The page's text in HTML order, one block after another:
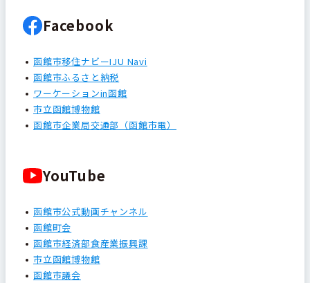
Facebook
函館市移住ナビーIJU Navi
函館市ふるさと納税
ワーケーションin函館
市立函館博物館
函館市企業局交通部（函館市電）
YouTube
函館市公式動画チャンネル
函館町会
函館市経済部食産業振興課
市立函館博物館
函館市議会